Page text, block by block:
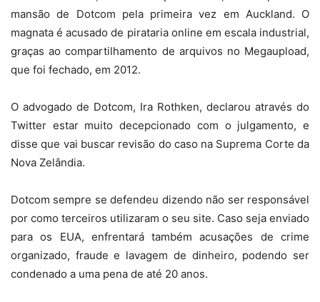
mansão de Dotcom pela primeira vez em Auckland. O
magnata é acusado de pirataria online em escala industrial,
graças ao compartilhamento de arquivos no Megaupload,
que foi fechado, em 2012.
O advogado de Dotcom, Ira Rothken, declarou através do
Twitter estar muito decepcionado com o julgamento, e
disse que vai buscar revisão do caso na Suprema Corte da
Nova Zelândia.
Dotcom sempre se defendeu dizendo não ser responsável
por como terceiros utilizaram o seu site. Caso seja enviado
para os EUA, enfrentará também acusações de crime
organizado, fraude e lavagem de dinheiro, podendo ser
condenado a uma pena de até 20 anos.